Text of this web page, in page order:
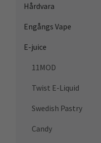
Hårdvara
Engångs Vape
E-juice
11MOD
Twist E-Liquid
Swedish Pastry
Candy